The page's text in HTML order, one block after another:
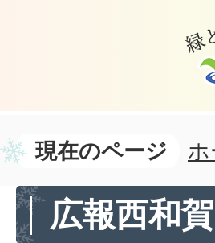
現在のページ ホ
広報西和